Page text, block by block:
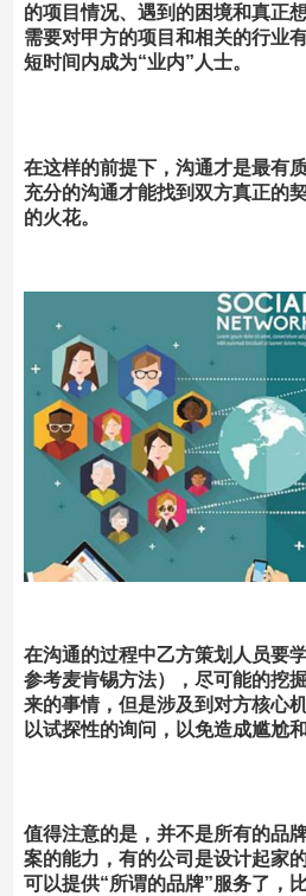
的项目情况、遇到的困境和真正
需要对甲方的项目和相关的行业
短时间内成为“业内”人士。
在这样的前提下，沟通才是最有
充分的沟通才能找到双方真正的
的火花。
在沟通的过程中乙方策划人员要
参考麦肯锡方法），尽可能的挖
来的事情，但是涉及到对方核心
以试探性的询问，以免造成尴尬和
值得注意的是，并不是所有的品
案的能力，有的公司是设计起家
可以提供“所谓的品牌”服务了，